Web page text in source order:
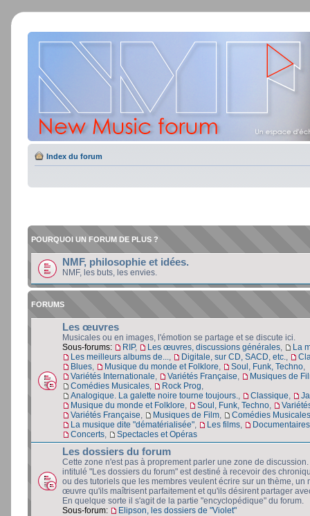
Index du forum
POURQUOI UN FORUM DE PLUS ?
NMF, philosophie et idées.
NMF, les buts, les envies.
FORUMS
Les œuvres
Musicales ou en images, l'émotion se partage et se discute ici.
Sous-forums:
RIP, Les œuvres, discussions générales
La
Les meilleurs albums de...
Digitale, sur CD, SACD, etc.
Blues
Musique du monde et Folklore Soul, Funk, Techno
Variétés Internationale
Variétés Française
Musiques de
Comédies Musicales
Rock Prog
Analogique. La galette noire tourne toujours.
Classique
Musique du monde et Folklore
Soul, Funk, Techno
Variétés Française
Musiques de Film
Comédies Musicales
La musique dite "dématérialisée"
Les films
Concerts
Spectacles et Opéras
Les dossiers du forum
Cette zone n'est pas à proprement parler une zone de
intitulé "Les dossiers du forum" est destiné à recevoir des
ou des tutoriels que les membres veulent écrire sur un thème, un
œuvre qu'ils maîtrisent parfaitement et qu'ils désirent partager
En quelque sorte il s'agit de la partie "encyclopédique" du forum.
Sous-forum:
Elipson, les dossiers de "Violet"